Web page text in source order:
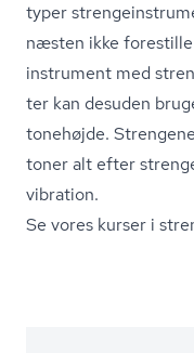
typer
næsten ikke
instrument med
ter kan desuden
tonehøjde.
toner alt efter
vibration.
Se vores kurser i